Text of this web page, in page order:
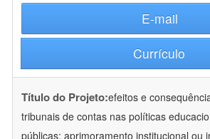
E-mail
Currículo
Título do Projeto:efeitos e
tribunais de contas nas políticas
públicas: aprimoramento institucional ou